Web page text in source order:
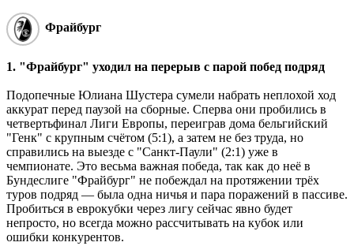
Фрайбург
1. "Фрайбург" уходил на перерыв с парой побед подряд
Подопечные Юлиана Шустера сумели набрать неплохой ход
аккурат перед паузой на сборные. Сперва они пробились в
четвертьфинал Лиги Европы, переиграв дома бельгийский
"Генк" с крупным счётом (5:1), а затем не без труда, но
справились на выезде с "Санкт-Паули" (2:1) уже в
чемпионате. Это весьма важная победа, так как до неё в
Бундеслиге "Фрайбург" не побеждал на протяжении трёх
туров подряд — была одна ничья и пара поражений в пассиве.
Пробиться в еврокубки через лигу сейчас явно будет
непросто, но всегда можно рассчитывать на кубок или
ошибки конкурентов.